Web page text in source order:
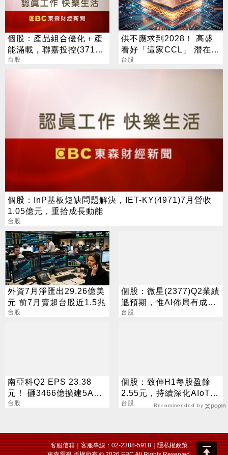
個股：產品組合優化＋產
能滿載，聯嘉投控(3717)
上半年營收及獲利創同期
台股
供不應求到2028！ 高盛
看好「這家CCL」 潛在漲
幅171%
台股
個股：InP基板短缺問題解決，IET-KY(4971)7月營收
1.05億元，重拾成長動能
台股
外資7月淨匯出29.26億美
元 前7月賣超台股近1.5兆
台股
個股：微星(2377)Q2業績
遜預期，惟AI佈局有成股
價震盪走多，週一大拉尾
台股
南亞科Q2 EPS 23.38
元！ 砸3466億擴建5A新
廠 今年資本支出增至697
台股
個股：致伸H1每股盈餘
2.55元，持續深化AIoT、
AI智慧監控、機器人與車
台股 Recommended by
客服信箱｜客服專線：02-2388-5918｜隱私權政策